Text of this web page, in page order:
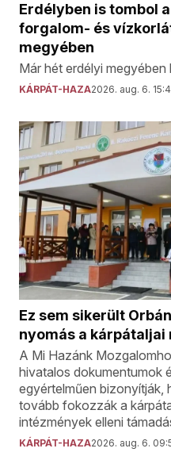
Erdélyben is tombol
forgalom- és
megyében
Már hét erdélyi
KÁRPÁT-HAZA2026. aug. 6.
Ez sem sikerült
nyomás a kárpátaljai
A Mi Hazánk
hivatalos dokumentumok
egyértelműen bizonyítják,
tovább fokozzák a
intézmények elleni
KÁRPÁT-HAZA2026. aug. 6.